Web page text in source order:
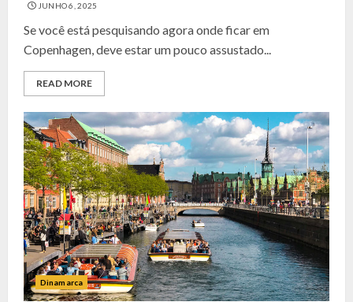
JUNHO 6, 2025
Se você está pesquisando agora onde ficar em
Copenhagen, deve estar um pouco assustado...
READ MORE
Dinamarca